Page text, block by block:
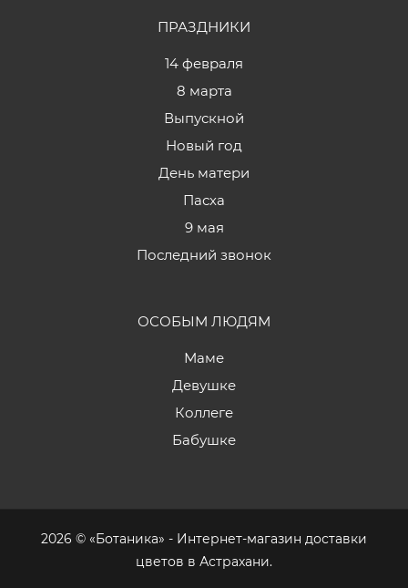
ПРАЗДНИКИ
14 февраля
8 марта
Выпускной
Новый год
День матери
Пасха
9 мая
Последний звонок
ОСОБЫМ ЛЮДЯМ
Маме
Девушке
Коллеге
Бабушке
2026 © «Ботаника» - Интернет-магазин доставки
цветов в Астрахани.